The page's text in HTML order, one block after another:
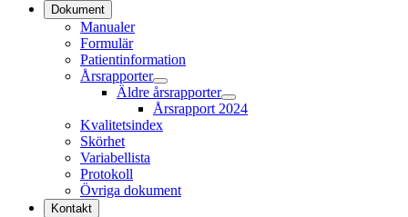
Dokument
Manualer
Formulär
Patientinformation
Årsrapporter
Äldre årsrapporter
Årsrapport 2024
Kvalitetsindex
Skörhet
Variabellista
Protokoll
Övriga dokument
Kontakt